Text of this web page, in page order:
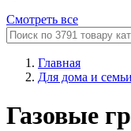
Смотреть все
Главная
Для дома и семьи
Газовые